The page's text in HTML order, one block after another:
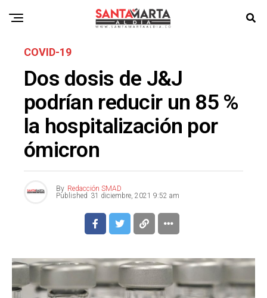
COVID-19
Dos dosis de J&J
podrían reducir un 85 %
la hospitalización por
ómicron
By Redacción SMAD
Published 31 diciembre, 2021 9:52 am